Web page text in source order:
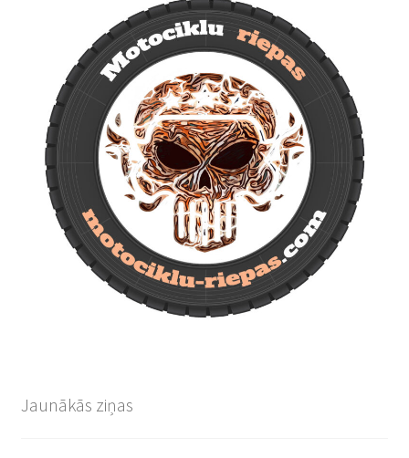
Jaunākās ziņas